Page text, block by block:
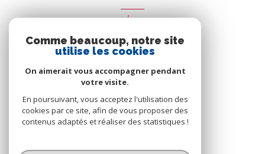
ADHÉRENTS
Nous adhérons
Comme beaucoup, notre site
utilise les cookies
On aimerait vous accompagner pendant
votre visite.
En poursuivant, vous acceptez l'utilisation des
cookies par ce site, afin de vous proposer des
contenus adaptés et réaliser des statistiques !